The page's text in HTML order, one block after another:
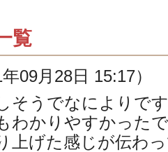
覧
年09月28日 15:17）
そうでなによりで
わかりやすかった
上げた感じが伝わ